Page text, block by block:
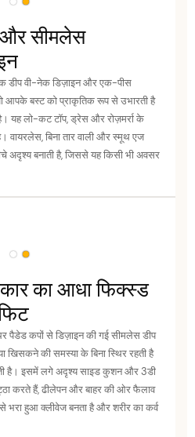
और सीमलेस
डीप वी-नेक डिज़ाइन और एक-पीस
बस्ट को प्राकृतिक रूप से उभारती है
यह लो-कट टॉप, ड्रेस और रोज़मर्रा के
वायरलेस, बिना तार वाली और स्मूथ एज
अदृश्य बनाती है, जिससे यह किसी भी अवसर
का आधा फिक्स्ड
पैडेड कपों से डिज़ाइन की गई सीमलेस डीप
खिसकने की समस्या के बिना स्थिर रहती है
है। इसमें लगे अदृश्य साइड कुशन और 3डी
करते हैं, ढीलेपन और बाहर की ओर फैलाव
भरा हुआ क्लीवेज बनता है और शरीर का कर्व